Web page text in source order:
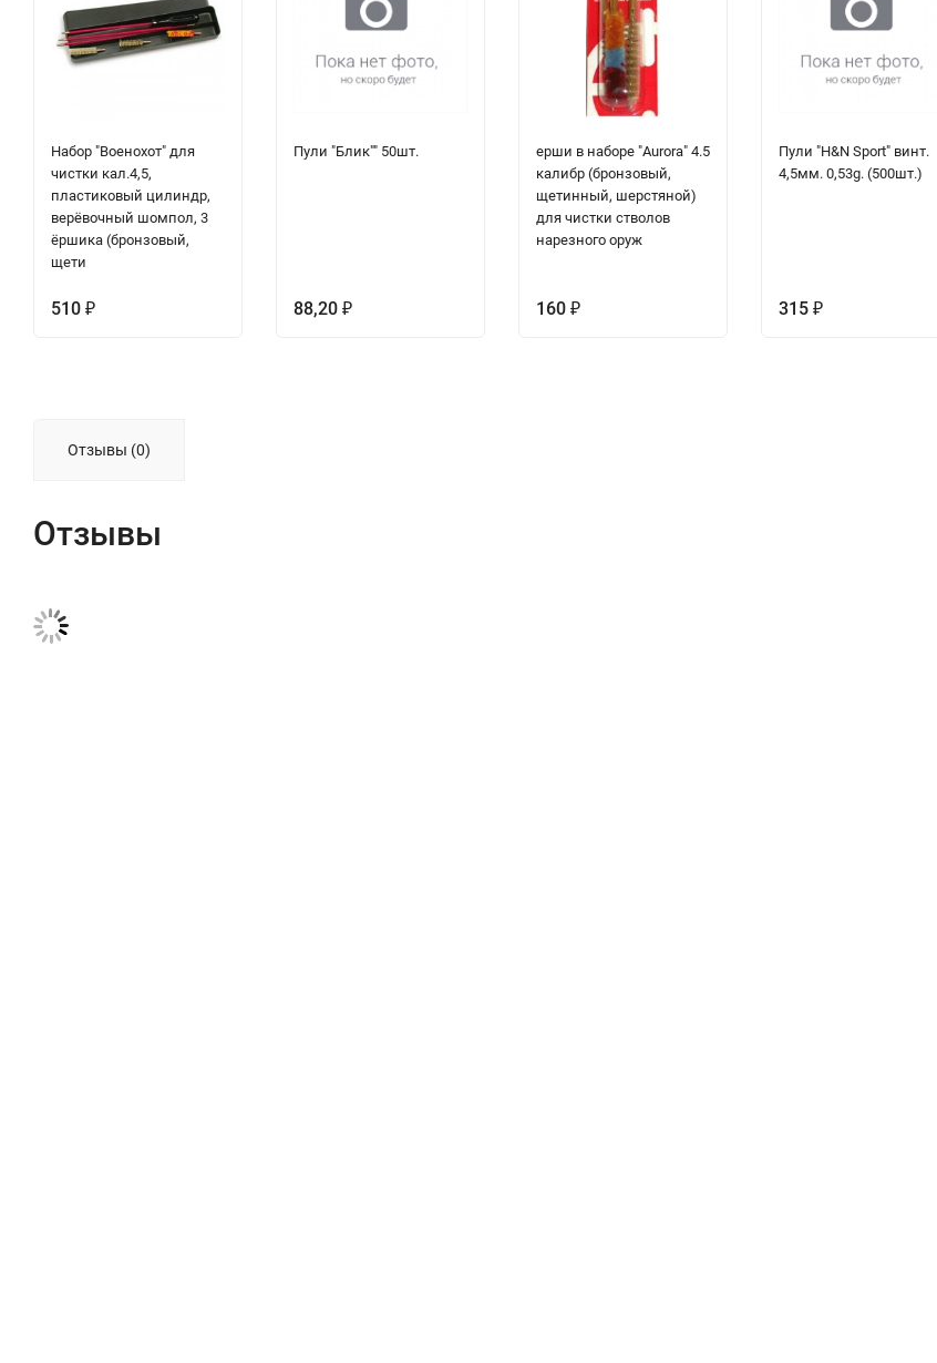
Набор "Военохот" для
чистки кал.4,5,
пластиковый цилиндр,
верёвочный шомпол, 3
ёршика (бронзовый,
щети
510 ₽
Пули "Блик"" 50шт.
88,20 ₽
ерши в наборе "Aurora" 4.5
калибр (бронзовый,
щетинный, шерстяной)
для чистки стволов
нарезного оруж
160 ₽
Пули "H&N Sport" винт.
4,5мм. 0,53g. (500шт.)
315 ₽
Отзывы (0)
Отзывы